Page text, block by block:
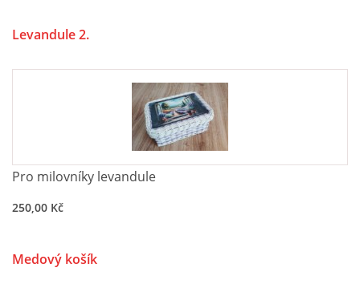
Levandule 2.
Pro milovníky levandule
250,00 Kč
Medový košík